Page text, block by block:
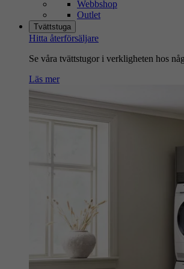
Webbshop
Outlet
Tvättstuga
Hitta återförsäljare
Se våra tvättstugor i verkligheten hos
Läs mer